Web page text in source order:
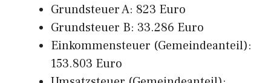
Grundsteuer A: 823 Euro
Grundsteuer B: 33.286 Euro
Einkommensteuer (Gemeindeanteil):
153.803 Euro